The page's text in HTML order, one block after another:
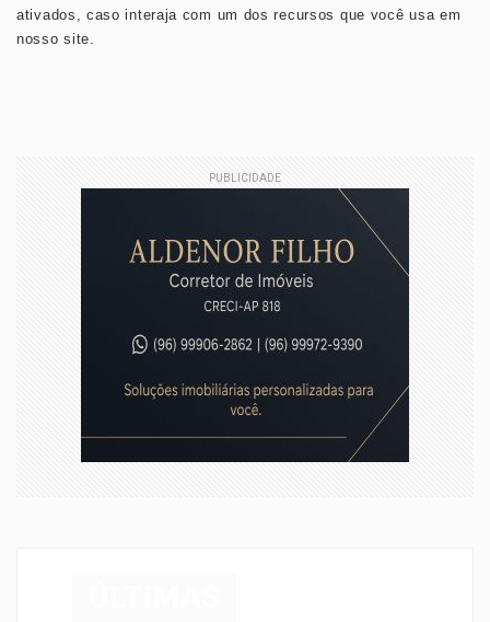
ativados, caso interaja com um dos recursos que você usa em
nosso site.
PUBLICIDADE